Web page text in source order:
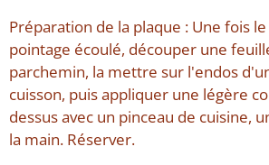
Préparation de la plaque : Une fois
pointage écoulé, découper une
parchemin, la mettre sur l'endos
cuisson, puis appliquer une légère
dessus avec un pinceau de cuisine,
la main. Réserver.